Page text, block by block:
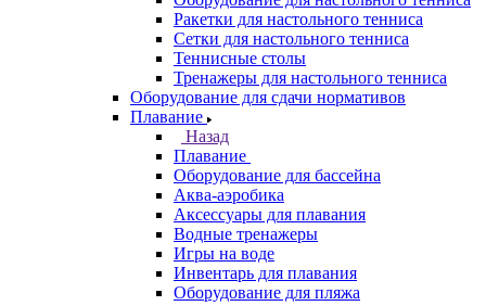
Ракетки для настольного тенниса
Сетки для настольного тенниса
Теннисные столы
Тренажеры для настольного тенниса
Оборудование для сдачи нормативов
Плавание
Назад
Плавание
Оборудование для бассейна
Аква-аэробика
Аксессуары для плавания
Водные тренажеры
Игры на воде
Инвентарь для плавания
Оборудование для пляжа